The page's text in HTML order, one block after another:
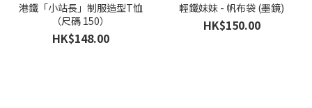
港鐵「小站長」制服造型T恤
（尺碼 150）
HK$148.00
輕鐵妹妹 - 帆布袋 (墨鏡)
HK$150.00